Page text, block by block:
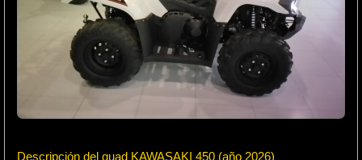
Descripción del quad KAWASAKI 450 (año 2026)